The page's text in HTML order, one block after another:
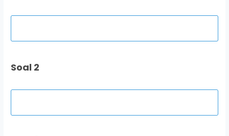
Soal 2